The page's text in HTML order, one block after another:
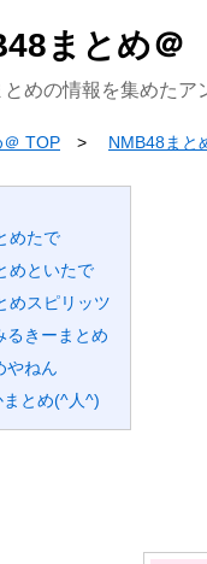
まとめ＠
とめの情報を集めたア
＠ TOP NMB48まと
めたで
めといたで
めスピリッツ
るきーまとめ
やねん
とめ(^人^)